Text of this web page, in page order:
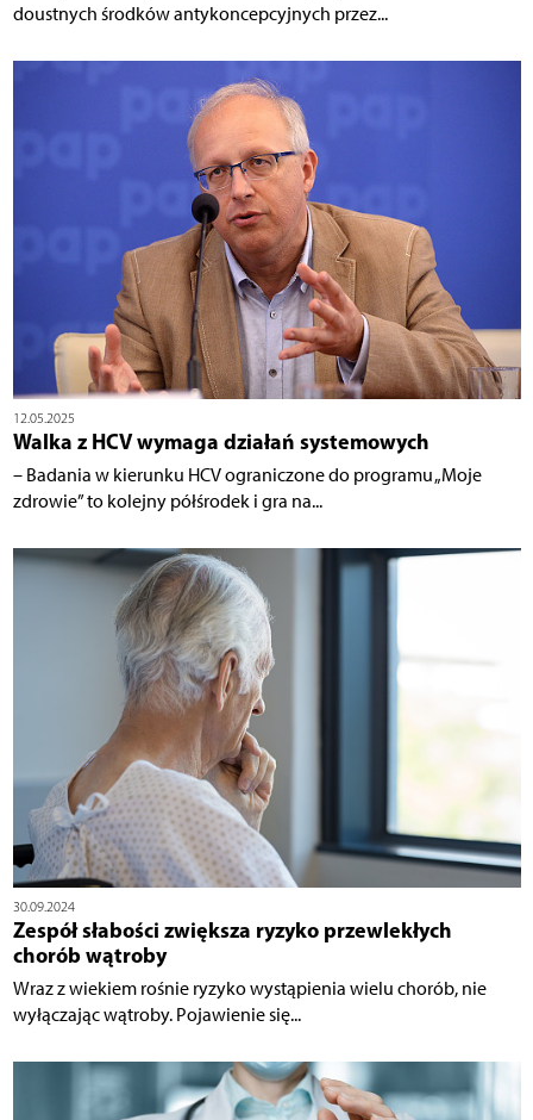
doustnych środków antykoncepcyjnych przez...
12.05.2025
Walka z HCV wymaga działań systemowych
– Badania w kierunku HCV ograniczone do programu „Moje
zdrowie” to kolejny półśrodek i gra na...
30.09.2024
Zespół słabości zwiększa ryzyko przewlekłych
chorób wątroby
Wraz z wiekiem rośnie ryzyko wystąpienia wielu chorób, nie
wyłączając wątroby. Pojawienie się...